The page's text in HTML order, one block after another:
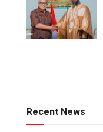
Recent News